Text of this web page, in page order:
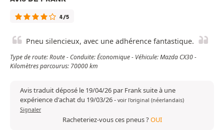
4/5
Pneu silencieux, avec une adhérence fantastique.
Type de route: Route - Conduite: Économique - Véhicule: Mazda CX30 -
Kilomètres parcourus: 70000 km
Avis traduit déposé le 19/04/26 par Frank suite à une
expérience d'achat du 19/03/26- voir l'original (néerlandais)
Signaler
Racheteriez-vous ces pneus ?OUI